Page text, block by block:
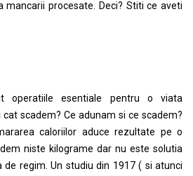
procesate. Deci? Stiti ce aveti
operatiile esentiale pentru o viata
scadem? Ce adunam si ce scadem?
caloriilor aduce rezultate pe o
niste kilograme dar nu este solutia
regim. Un studiu din 1917 ( si atunci